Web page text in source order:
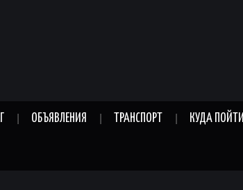
ОБЪЯВЛЕНИЯ ТРАНСПОРТ КУДА ПОЙТИ